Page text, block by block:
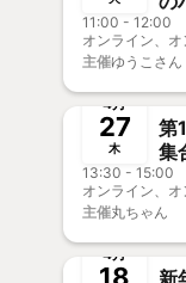
11:00 - 12:00
オンライン、オ
主催ゆうこさん
終了
4月
27
木
第
集
13:30 - 15:00
オンライン、オ
主催丸ちゃん
終了
4月
新